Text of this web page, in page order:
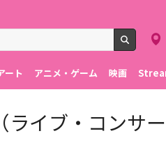
検索
ート アニメ・ゲーム 映画
イブ・コンサ